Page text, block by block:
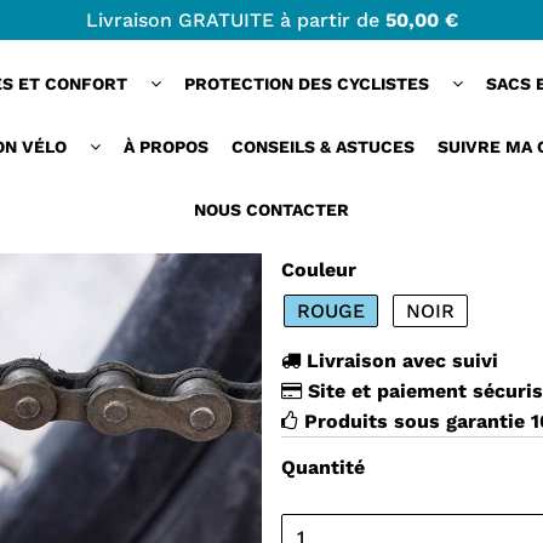
Livraison GRATUITE à partir de 50,00 €
ET CONFORT PROTECTION DES CYCLISTES SACS
VÉLO À PROPOS CONSEILS & ASTUCES SUIVRE MA
NOUS CONTACTER
24,00 €
Couleur
ROUGE
NOIR
Livraison avec suivi
Site et paiement
Produits sous garantie
Quantité